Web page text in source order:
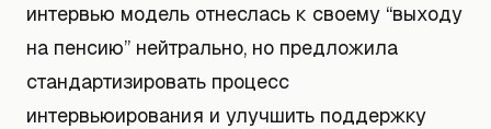
интервью модель отнеслась к своему “выходу
на пенсию” нейтрально, но предложила
стандартизировать процесс
интервьюирования и улучшить поддержку